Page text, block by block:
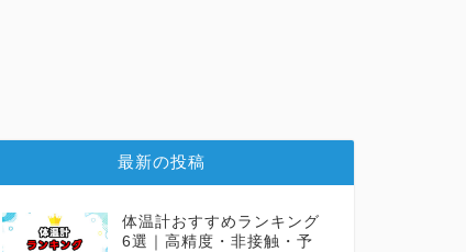
最新の投稿
体温計おすすめランキング
6選｜高精度・非接触・予